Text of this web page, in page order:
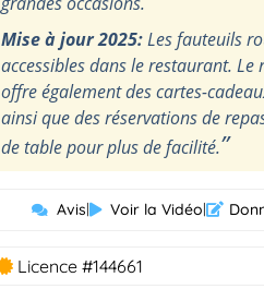
Mise à jour 2025:Les fauteuils
accessibles dans le restaurant. Le
offre également des cartes-
ainsi que des réservations de
de table pour plus de facilité.”
Avis| Voir la Vidéo|
Licence #144661